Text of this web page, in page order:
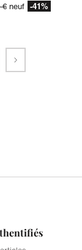
€ neuf -41%
Suivant